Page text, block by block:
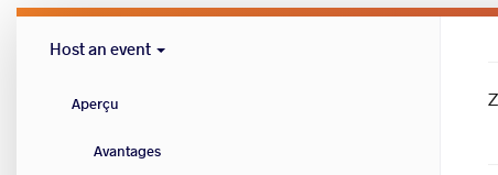
Host
menu
Host an event
Aperçu
Avantages